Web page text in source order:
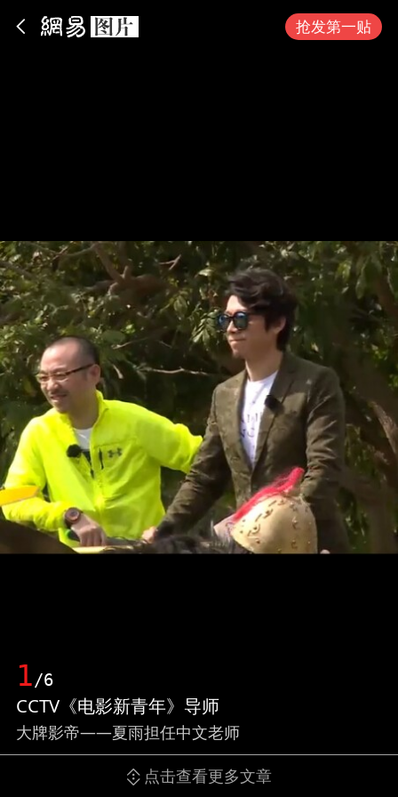
抢发第一贴
1/6
CCTV《电影新青年》导师
大牌影帝——夏雨担任中文老师
点击查看更多文章